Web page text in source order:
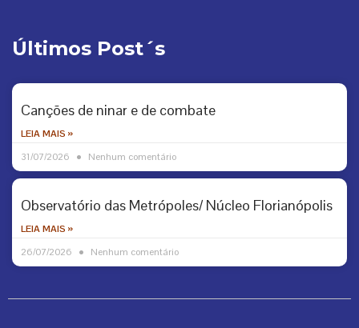
Últimos Post´s
Canções de ninar e de combate
LEIA MAIS »
31/07/2026
Nenhum comentário
Observatório das Metrópoles/ Núcleo Florianópolis
LEIA MAIS »
26/07/2026
Nenhum comentário